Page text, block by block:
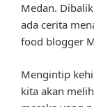
Medan.
ada cerita
food blogger
Mengintip
kita akan